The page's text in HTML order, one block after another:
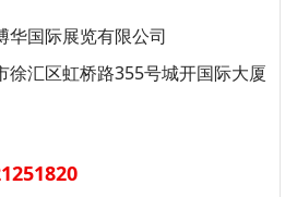
华国际展览有限公司
徐汇区虹桥路355号城开国际大厦